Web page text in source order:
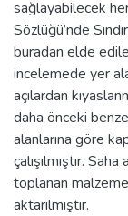
sağlayabilecek
Sözlüğü’nde
buradan elde
incelemede yer
açılardan
daha önceki
alanlarına göre
çalışılmıştır.
toplanan
aktarılmıştır.